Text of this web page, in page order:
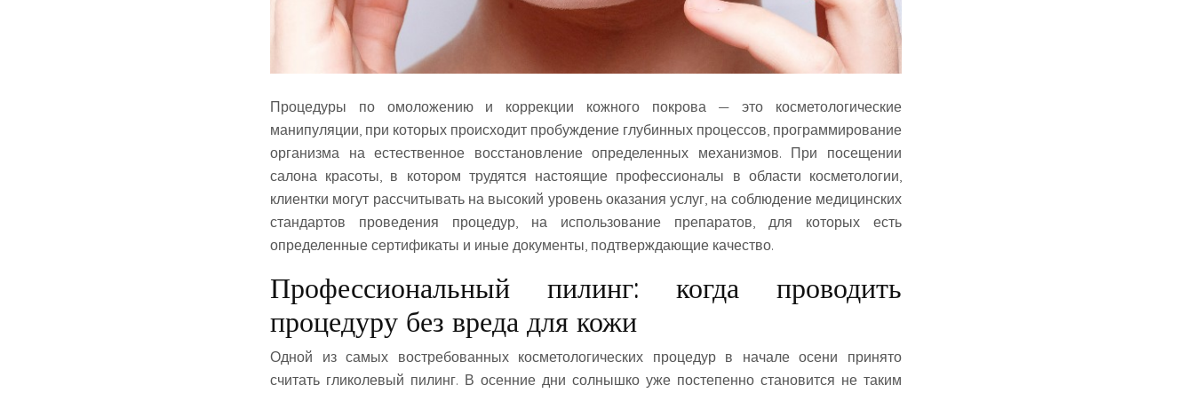
Процедуры по омоложению и коррекции кожного покрова — это косметологические
манипуляции, при которых происходит пробуждение глубинных процессов, программирование
организма на естественное восстановление определенных механизмов. При посещении
салона красоты, в котором трудятся настоящие профессионалы в области косметологии,
клиентки могут рассчитывать на высокий уровень оказания услуг, на соблюдение медицинских
стандартов проведения процедур, на использование препаратов, для которых есть
определенные сертификаты и иные документы, подтверждающие качество.
Профессиональный пилинг: когда проводить
процедуру без вреда для кожи
Одной из самых востребованных косметологических процедур в начале осени принято
считать гликолевый пилинг. В осенние дни солнышко уже постепенно становится не таким